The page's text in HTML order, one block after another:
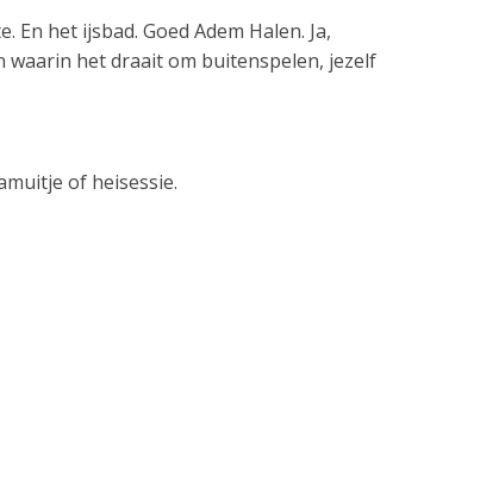
het ijsbad. Goed Adem Halen. Ja,
waarin het draait om buitenspelen, jezelf
of heisessie.